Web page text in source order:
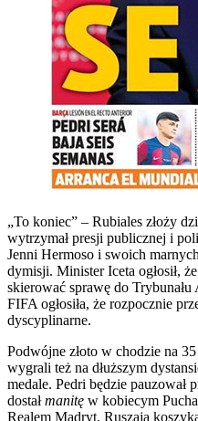
„To koniec” – Rubiales złoży
wytrzymał presji publicznej i
Jenni Hermoso i swoich
dymisji. Minister Iceta ogłosił,
skierować sprawę do
FIFA ogłosiła, że rozpocznie
dyscyplinarne.
Podwójne złoto w chodzie na
wygrali też na dłuższym
medale. Pedri będzie pauzował
dostałmanitę w kobiecym
Realem Madryt. Ruszają